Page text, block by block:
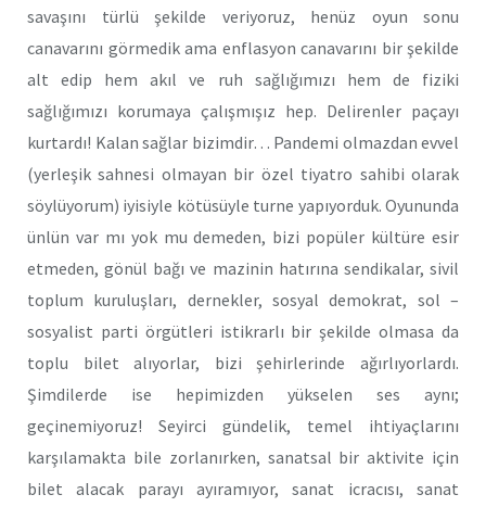
savaşını türlü şekilde veriyoruz, henüz oyun sonu
canavarını görmedik ama enflasyon canavarını bir şekilde
alt edip hem akıl ve ruh sağlığımızı hem de fiziki
sağlığımızı korumaya çalışmışız hep. Delirenler paçayı
kurtardı! Kalan sağlar bizimdir… Pandemi olmazdan evvel
(yerleşik sahnesi olmayan bir özel tiyatro sahibi olarak
söylüyorum) iyisiyle kötüsüyle turne yapıyorduk. Oyununda
ünlün var mı yok mu demeden, bizi popüler kültüre esir
etmeden, gönül bağı ve mazinin hatırına sendikalar, sivil
toplum kuruluşları, dernekler, sosyal demokrat, sol –
sosyalist parti örgütleri istikrarlı bir şekilde olmasa da
toplu bilet alıyorlar, bizi şehirlerinde ağırlıyorlardı.
Şimdilerde ise hepimizden yükselen ses aynı;
geçinemiyoruz! Seyirci gündelik, temel ihtiyaçlarını
karşılamakta bile zorlanırken, sanatsal bir aktivite için
bilet alacak parayı ayıramıyor, sanat icracısı, sanat